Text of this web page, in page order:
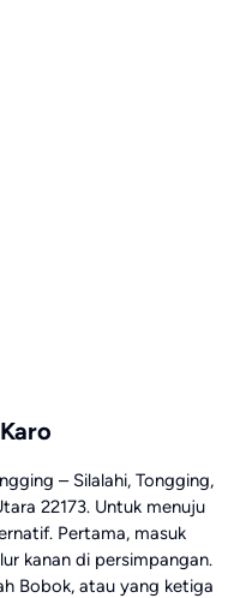
– Silalahi, Tongging,
22173. Untuk menuju
Pertama, masuk
kanan di persimpangan.
Bobok, atau yang ketiga